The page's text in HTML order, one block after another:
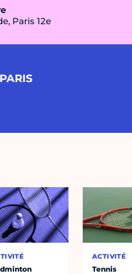
Paris 12e
ACTIVITÉ
Tennis